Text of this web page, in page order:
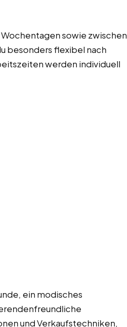
sowie zwischen
besonders flexibel nach
werden individuell
ein modisches
und Verkaufstechniken,